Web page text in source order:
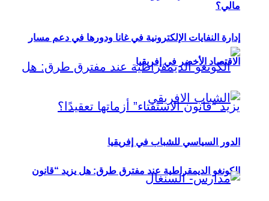
مالي؟
الكونغو الديمقراطية عند مفترق طرق: هل يزيد “قانون
إدارة النفايات الإلكترونية في غانا ودورها في دعم مسار
الاقتصاد الأخضر في إفريقيا
الدور السياسي للشباب في إفريقيا